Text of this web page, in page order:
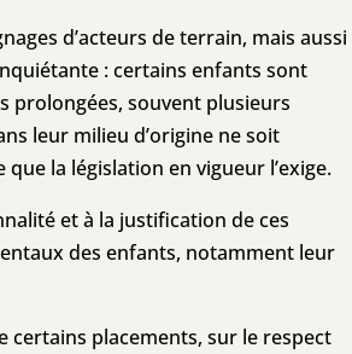
d’acteurs de terrain, mais aussi
: certains enfants sont
prolongées, souvent plusieurs
leur milieu d’origine ne soit
la législation en vigueur l’exige.
et à la justification de ces
des enfants, notamment leur
certains placements, sur le respect